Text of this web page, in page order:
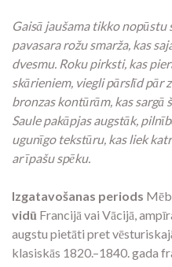
Gaisā jaušama tikko
pavasara rožu smarža, kas
dvesmu. Roku pirksti, kas
skārieniem, viegli pārslīd pār
bronzas kontūrām, kas sargā
Saule pakāpjas augstāk,
ugunīgo tekstūru, kas liek
ar īpašu spēku.
Izgatavošanas periods
vidū Francijā vai Vācijā,
augstu pietāti pret
klasiskās 1820.–1840. gada